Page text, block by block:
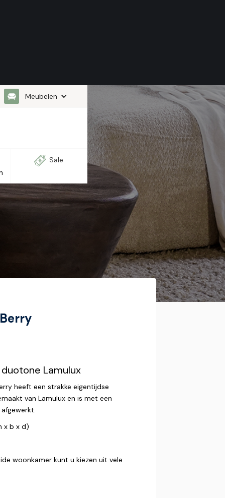
Meubelen
Sale
Lamulux
heeft een strakke eigentijdse
van Lamulux en is met een
x b x d)
woonkamer kunt u kiezen uit vele